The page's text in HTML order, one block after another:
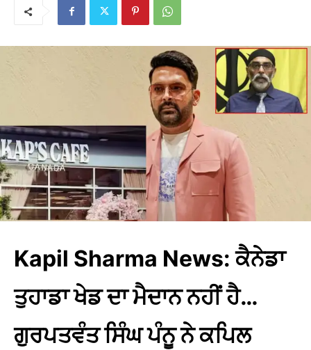
Kapil Sharma News: ਕੈਨੇਡਾ
ਤੁਹਾਡਾ ਖੇਡ ਦਾ ਮੈਦਾਨ ਨਹੀਂ ਹੈ…
ਗੁਰਪਤਵੰਤ ਸਿੰਘ ਪੰਨੂ ਨੇ ਕਪਿਲ